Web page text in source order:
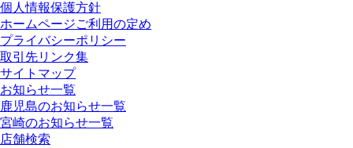
個人情報保護方針
ホームページご利用の定め
プライバシーポリシー
取引先リンク集
サイトマップ
お知らせ一覧
鹿児島のお知らせ一覧
宮崎のお知らせ一覧
店舗検索